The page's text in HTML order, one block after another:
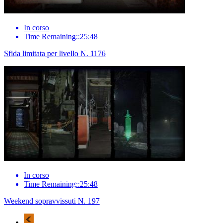
In corso
Time Remaining::25:48
Sfida limitata per livello N. 1176
In corso
Time Remaining::25:48
Weekend sopravvissuti N. 197